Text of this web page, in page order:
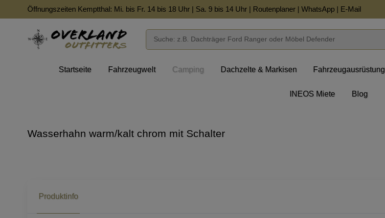
Öffnungszeiten Kemptthal: Mi. bis Fr. 14 bis 18 Uhr | Sa. 9 bis 14 Uhr | Routenplaner | WhatsApp | E-Mail
Startseite Fahrzeugwelt Camping Dachzelte & Markisen Fahrzeugausrüstung
INEOS Miete Blog
Wasserhahn warm/kalt chrom mit Schalter
Produktinfo